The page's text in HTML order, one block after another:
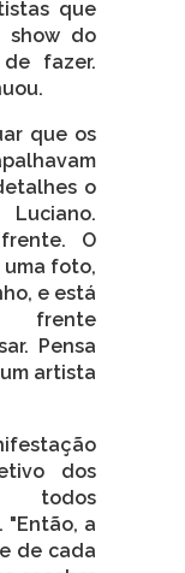
que
show do
fazer.
que os
o
O
foto,
e está
frente
Pensa
artista
dos
todos
"Então, a
de cada